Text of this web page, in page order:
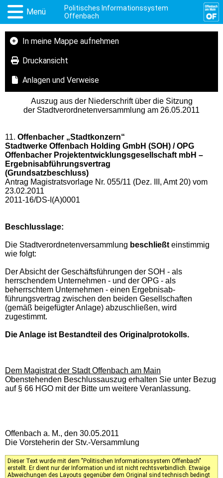
Menü
Politisches Informationssystem
Offenbach
In meine Mappe aufnehmen
Druckansicht
Anlagen und Verweise
Auszug aus der Niederschrift über die Sitzung
der Stadtverordnetenversammlung am 26.05.2011
11. Offenbacher „Stadtkonzern“
Stadtwerke Offenbach Holding GmbH (SOH) / OPG
Offenbacher Projektentwicklungsgesellschaft mbH –
Ergebnisabführungsvertrag
(Grundsatzbeschluss)
Antrag Magistratsvorlage Nr. 055/11 (Dez. III, Amt 20) vom
23.02.2011
2011-16/DS-I(A)0001
Beschlusslage:
Die Stadtverordnetenversammlung beschließt einstimmig
wie folgt:
Der Absicht der Geschäftsführungen der SOH - als
herrschendem Unternehmen - und der OPG - als
beherrschtem Unternehmen - einen Ergebnisab-
führungsvertrag zwischen den beiden Gesellschaften
(gemäß beigefügter Anlage) abzuschließen, wird
zugestimmt.
Die Anlage ist Bestandteil des Originalprotokolls.
Dem Magistrat der Stadt Offenbach am Main
Obenstehenden Beschlussauszug erhalten Sie unter Bezug
auf § 66 HGO mit der Bitte um weitere Veranlassung.
Offenbach a. M., den 30.05.2011
Die Vorsteherin der Stv.-Versammlung
Dieser Text wurde mit dem "Politischen Informationssystem Offenbach"
erstellt. Er dient nur der Information und ist nicht rechtsverbindlich. Etwaige
Abweichungen des Layouts gegenüber dem Original sind technisch bedingt